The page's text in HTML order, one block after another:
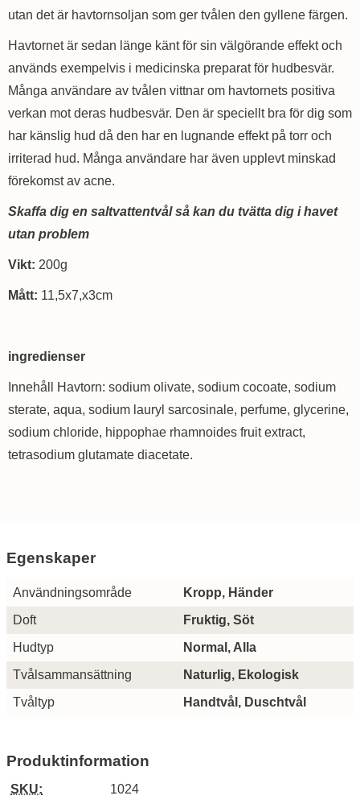
utan det är havtornsoljan som ger tvålen den gyllene färgen.
Havtornet är sedan länge känt för sin välgörande effekt och
används exempelvis i medicinska preparat för hudbesvär.
Många användare av tvålen vittnar om havtornets positiva
verkan mot deras hudbesvär. Den är speciellt bra för dig som
har känslig hud då den har en lugnande effekt på torr och
irriterad hud. Många användare har även upplevt minskad
förekomst av acne.
Skaffa dig en saltvattentvål så kan du tvätta dig i havet
utan problem
Vikt: 200g
Mått: 11,5x7,x3cm
ingredienser
Innehåll Havtorn: sodium olivate, sodium cocoate, sodium
sterate, aqua, sodium lauryl sarcosinale, perfume, glycerine,
sodium chloride, hippophae rhamnoides fruit extract,
tetrasodium glutamate diacetate.
Egenskaper
Egenskaper/attribut för denna produkt
Attribut Värde
Användningsområde
Kropp, Händer
Doft
Fruktig, Söt
Hudtyp
Normal, Alla
Tvålsammansättning
Naturlig, Ekologisk
Tvåltyp
Handtvål, Duschtvål
Produktinformation
SKU: 1024